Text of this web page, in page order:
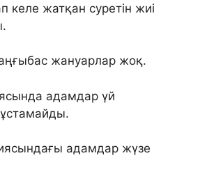
келе жатқан суретін жиі
жануарлар жоқ.
адамдар үй
адамдар жүзе